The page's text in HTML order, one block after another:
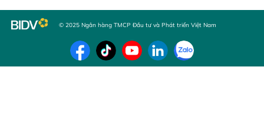
© 2025 Ngân hàng TMCP Đầu tư và Phát triển Việt Nam